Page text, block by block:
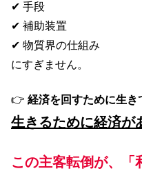
✔ 手段
✔ 補助装置
✔ 物質界の仕組み
にすぎません。
👉 経済を回すために生き
生きるために経済が
この主客転倒が、「